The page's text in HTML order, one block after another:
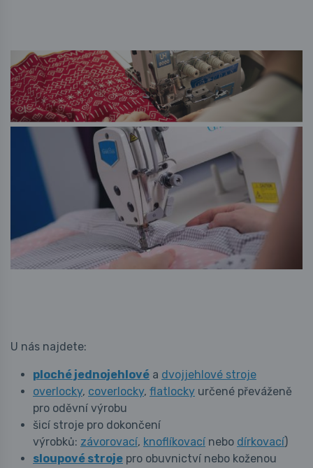
U nás najdete:
ploché jednojehlové a dvojjehlové stroje
overlocky, coverlocky, flatlocky určené převáženě
pro oděvní výrobu
šicí stroje pro dokončení
výrobků: závorovací, knoflíkovací nebo dírkovací)
sloupové stroje pro obuvnictví nebo koženou